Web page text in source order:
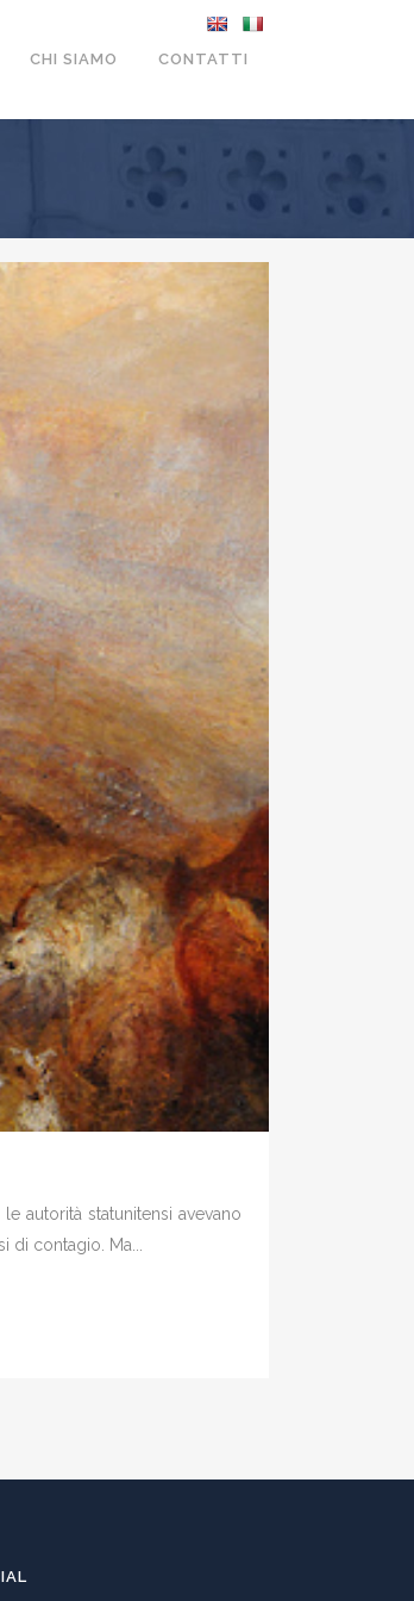
CHI SIAMO CONTATTI
autorità statunitensi avevano
di contagio. Ma...